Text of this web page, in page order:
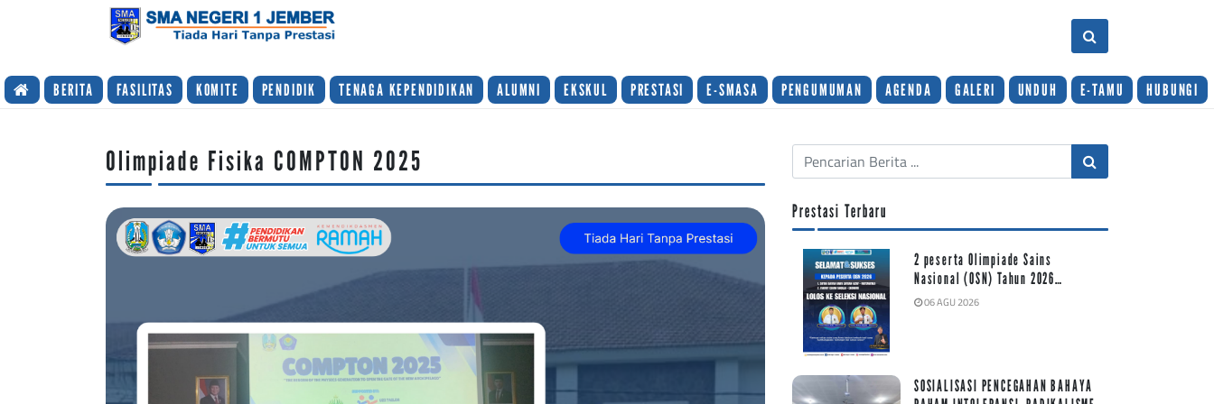
BERITA
FASILITAS KOMITE PENDIDIK TENAGA KEPENDIDIKAN ALUMNI EKSKUL PRESTASI E-SMASA PENGUMUMAN AGENDA GALERI UNDUH E-TAMU HUBUNGI
Olimpiade Fisika COMPTON 2025
Prestasi Terbaru
2 peserta Olimpiade Sains
Nasional (OSN) Tahun 2026…
06 AGU 2026
SOSIALISASI PENCEGAHAN BAHAYA